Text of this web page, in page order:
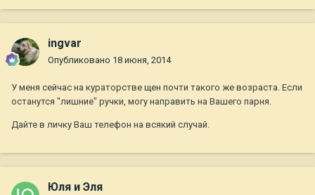
ingvar
Опубликовано 18 июня, 2014
У меня сейчас на кураторстве щен почти такого же возраста. Если
останутся "лишние" ручки, могу направить на Вашего парня.
Дайте в личку Ваш телефон на всякий случай.
Юля и Эля